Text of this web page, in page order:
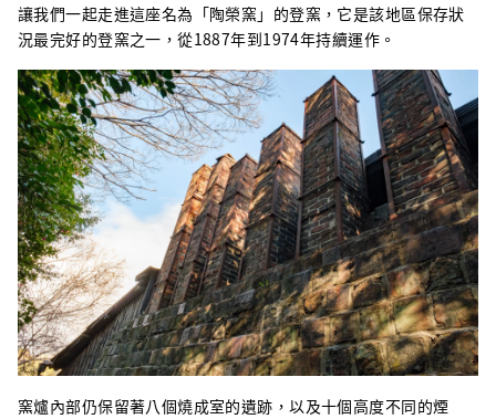
讓我們一起走進這座名為「陶榮窯」的登窯，它是該地區保存狀
況最完好的登窯之一，從1887年到1974年持續運作。
窯爐內部仍保留著八個燒成室的遺跡，以及十個高度不同的煙